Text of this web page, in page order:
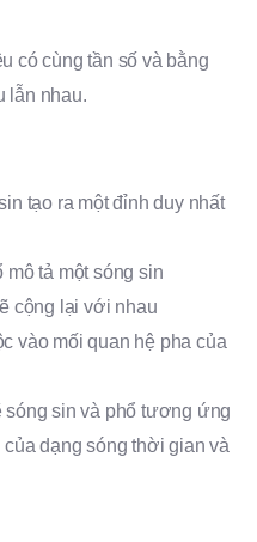
có cùng tần số và bằng
lẫn nhau.
tạo ra một đỉnh duy nhất
tả một sóng sin
cộng lại với nhau
vào mối quan hệ pha của
sóng sin và phổ tương ứng
dạng sóng thời gian và